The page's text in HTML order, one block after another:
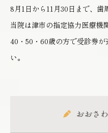
8月1日から11月30日まで、歯
当院は津市の指定協力医療機
40・50・60歳の方で受診券
い。
おおさ